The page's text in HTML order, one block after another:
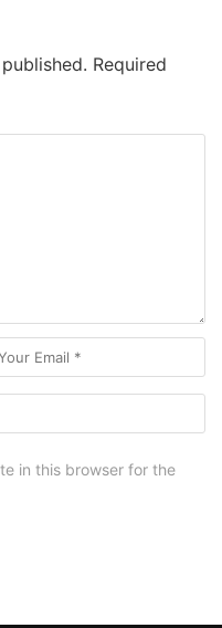
Required
in this browser for the